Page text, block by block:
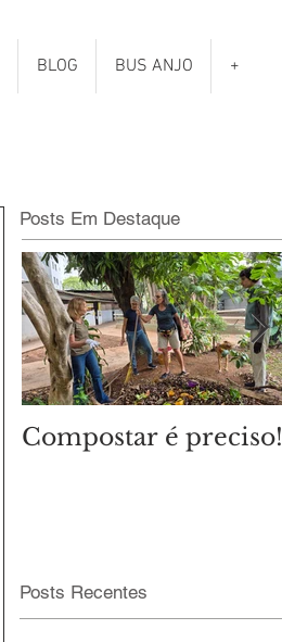
BLOG BUS ANJO +
Posts Em Destaque
Compostar é preciso!
Posts Recentes